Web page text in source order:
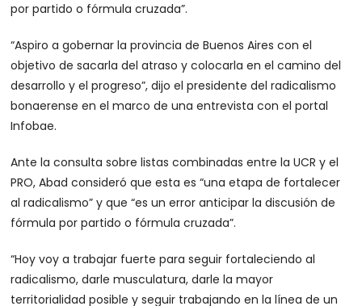
por partido o fórmula cruzada”.
“Aspiro a gobernar la provincia de Buenos Aires con el
objetivo de sacarla del atraso y colocarla en el camino del
desarrollo y el progreso”, dijo el presidente del radicalismo
bonaerense en el marco de una entrevista con el portal
Infobae.
Ante la consulta sobre listas combinadas entre la UCR y el
PRO, Abad consideró que esta es “una etapa de fortalecer
al radicalismo” y que “es un error anticipar la discusión de
fórmula por partido o fórmula cruzada”.
“Hoy voy a trabajar fuerte para seguir fortaleciendo al
radicalismo, darle musculatura, darle la mayor
territorialidad posible y seguir trabajando en la línea de un